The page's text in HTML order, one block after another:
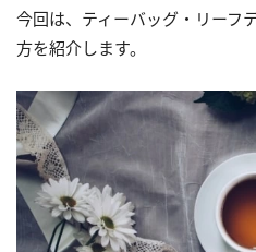
今回は、ティーバッグ・リーフ
方を紹介します。